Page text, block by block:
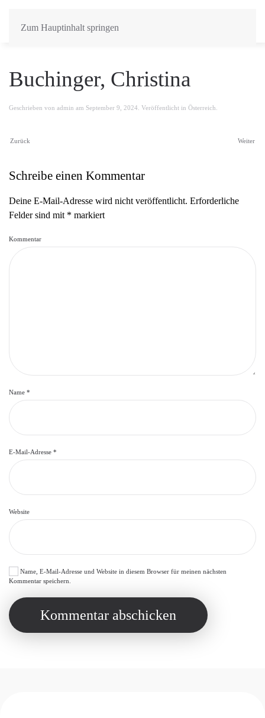
Zum Hauptinhalt springen
Buchinger, Christina
Geschrieben von admin am September 9, 2024. Veröffentlicht in Österreich.
Zurück Weiter
Schreibe einen Kommentar
Deine E-Mail-Adresse wird nicht veröffentlicht. Erforderliche
Felder sind mit * markiert
Kommentar
Name *
E-Mail-Adresse *
Website
Name, E-Mail-Adresse und Website in diesem Browser für meinen nächsten
Kommentar speichern.
Kommentar abschicken